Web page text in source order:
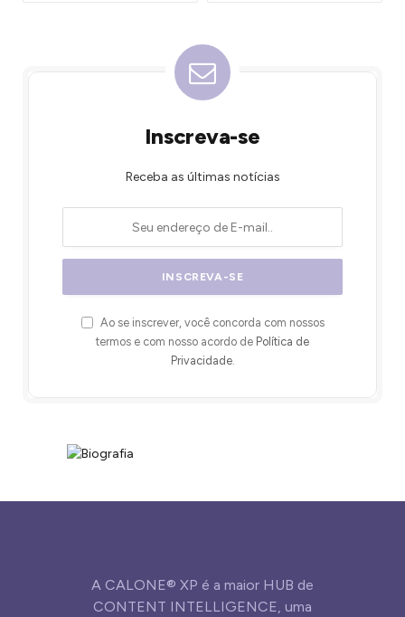
Inscreva-se
Receba as últimas notícias
Ao se inscrever, você concorda com nossos
termos e com nosso acordo de Política de
Privacidade.
A CALONE® XP é a maior HUB de
CONTENT INTELLIGENCE, uma